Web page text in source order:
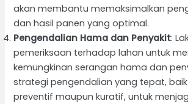
akan membantu memaksimalkan
dan hasil panen yang optimal.
Pengendalian Hama dan Penyakit:
pemeriksaan terhadap lahan untuk
kemungkinan serangan hama dan
strategi pengendalian yang tepat,
preventif maupun kuratif, untuk